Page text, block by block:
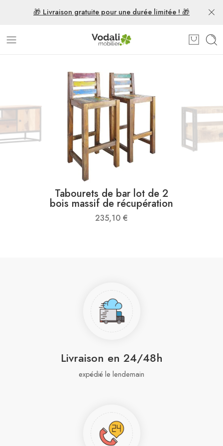
🎁 Livraison gratuite pour une durée limitée ! 🎁
Tabourets de bar lot de 2
bois massif de récupération
235,10 €
Livraison en 24/48h
expédié le lendemain